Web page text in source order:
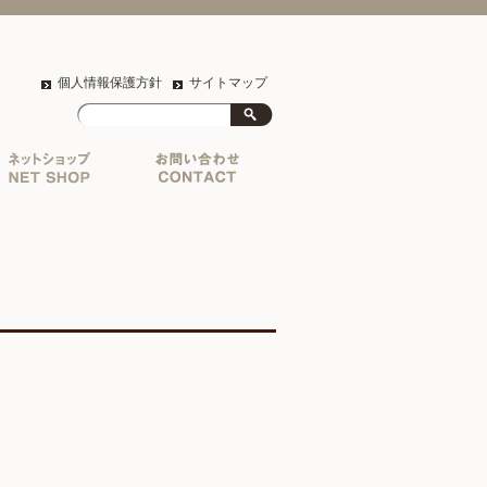
個人情報保護方針 サイトマップ